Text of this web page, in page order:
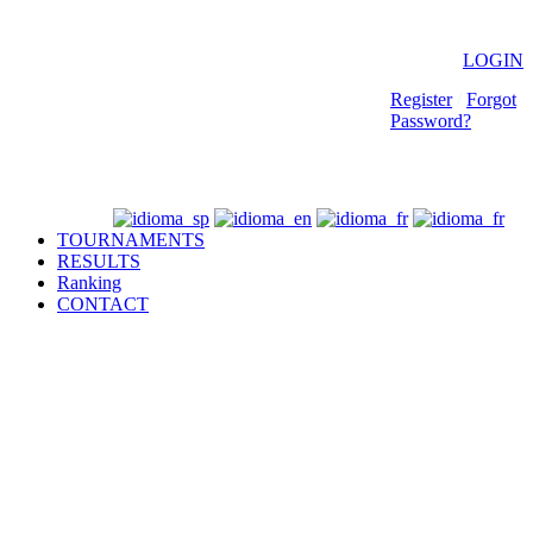
LOGIN
Register
Forgot
Password?
TOURNAMENTS
RESULTS
Ranking
CONTACT